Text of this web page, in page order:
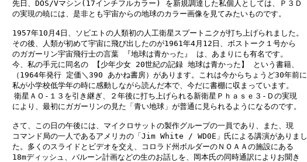
先日、DOS/Vマシン(17インチフルカラー) を新規調達した私個人としては、Ｐ３Ｄ
の実現の暁には、是非とも宇宙からの地球のカラー画像を見てみたいものです。
1957年10月4日、ソビエトの人類初の人工衛星スプートニクが打ち上げられました。
その後、人類が初めて宇宙に飛び出したのが1961年4月12日、ボストーク１号から
のガガーリン宇宙飛行士の言葉 『地球は青かった』 は、あまりにも有名です。
今、私の手元に同名の 【少年少女 20世紀の記録 地球は青かった】 という書籍、
（1964年発行 定価＼390 あかね書房）があります。これは今からちょうど30年前に
私が小学校低学年の時に感動しながら読んだ本で、今だに書棚に収まっています。
  衛星ＡＯ-１３を引き継ぎ、２年後に打ち上げられる新衛星Ｐｈａｓｅ３-Ｄの実現
により、最初にガガーリンの見た「青い地球」が普通に見られるようになるのです。
さて、この日の午後には、マイクロサットの製作グループの一員であり、また、現
コマンド局の一人であるアメリカの「Jim White / WD0E」氏による講演がありまし
た。多くのスライドとビデオを交え、コロラド州ボルダーのＮＯＡＡの施設にある
18mディッシュ、バルーン計画などの生のお話しを、岡本氏の同時通訳によりお聞き